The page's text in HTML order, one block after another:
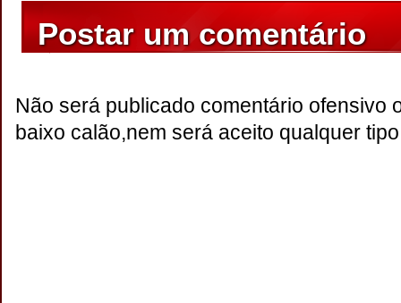
Postar um comentário
Não será publicado comentário ofensivo
baixo calão,nem será aceito qualquer